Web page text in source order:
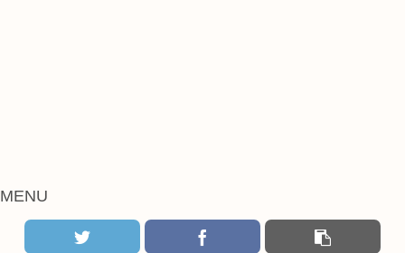
MENU